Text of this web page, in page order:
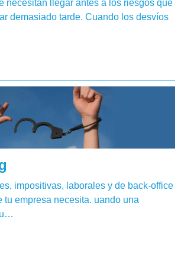
necesitan llegar antes a los riesgos que
demasiado tarde. Cuando los desvíos
impositivas, laborales y de back-office
tu empresa necesita. uando una